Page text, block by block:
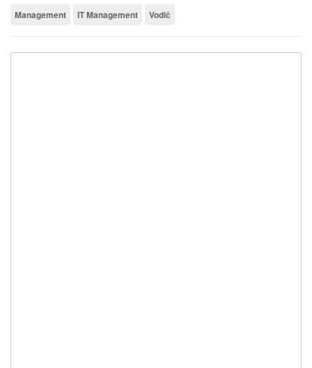
Management IT Management Vodič